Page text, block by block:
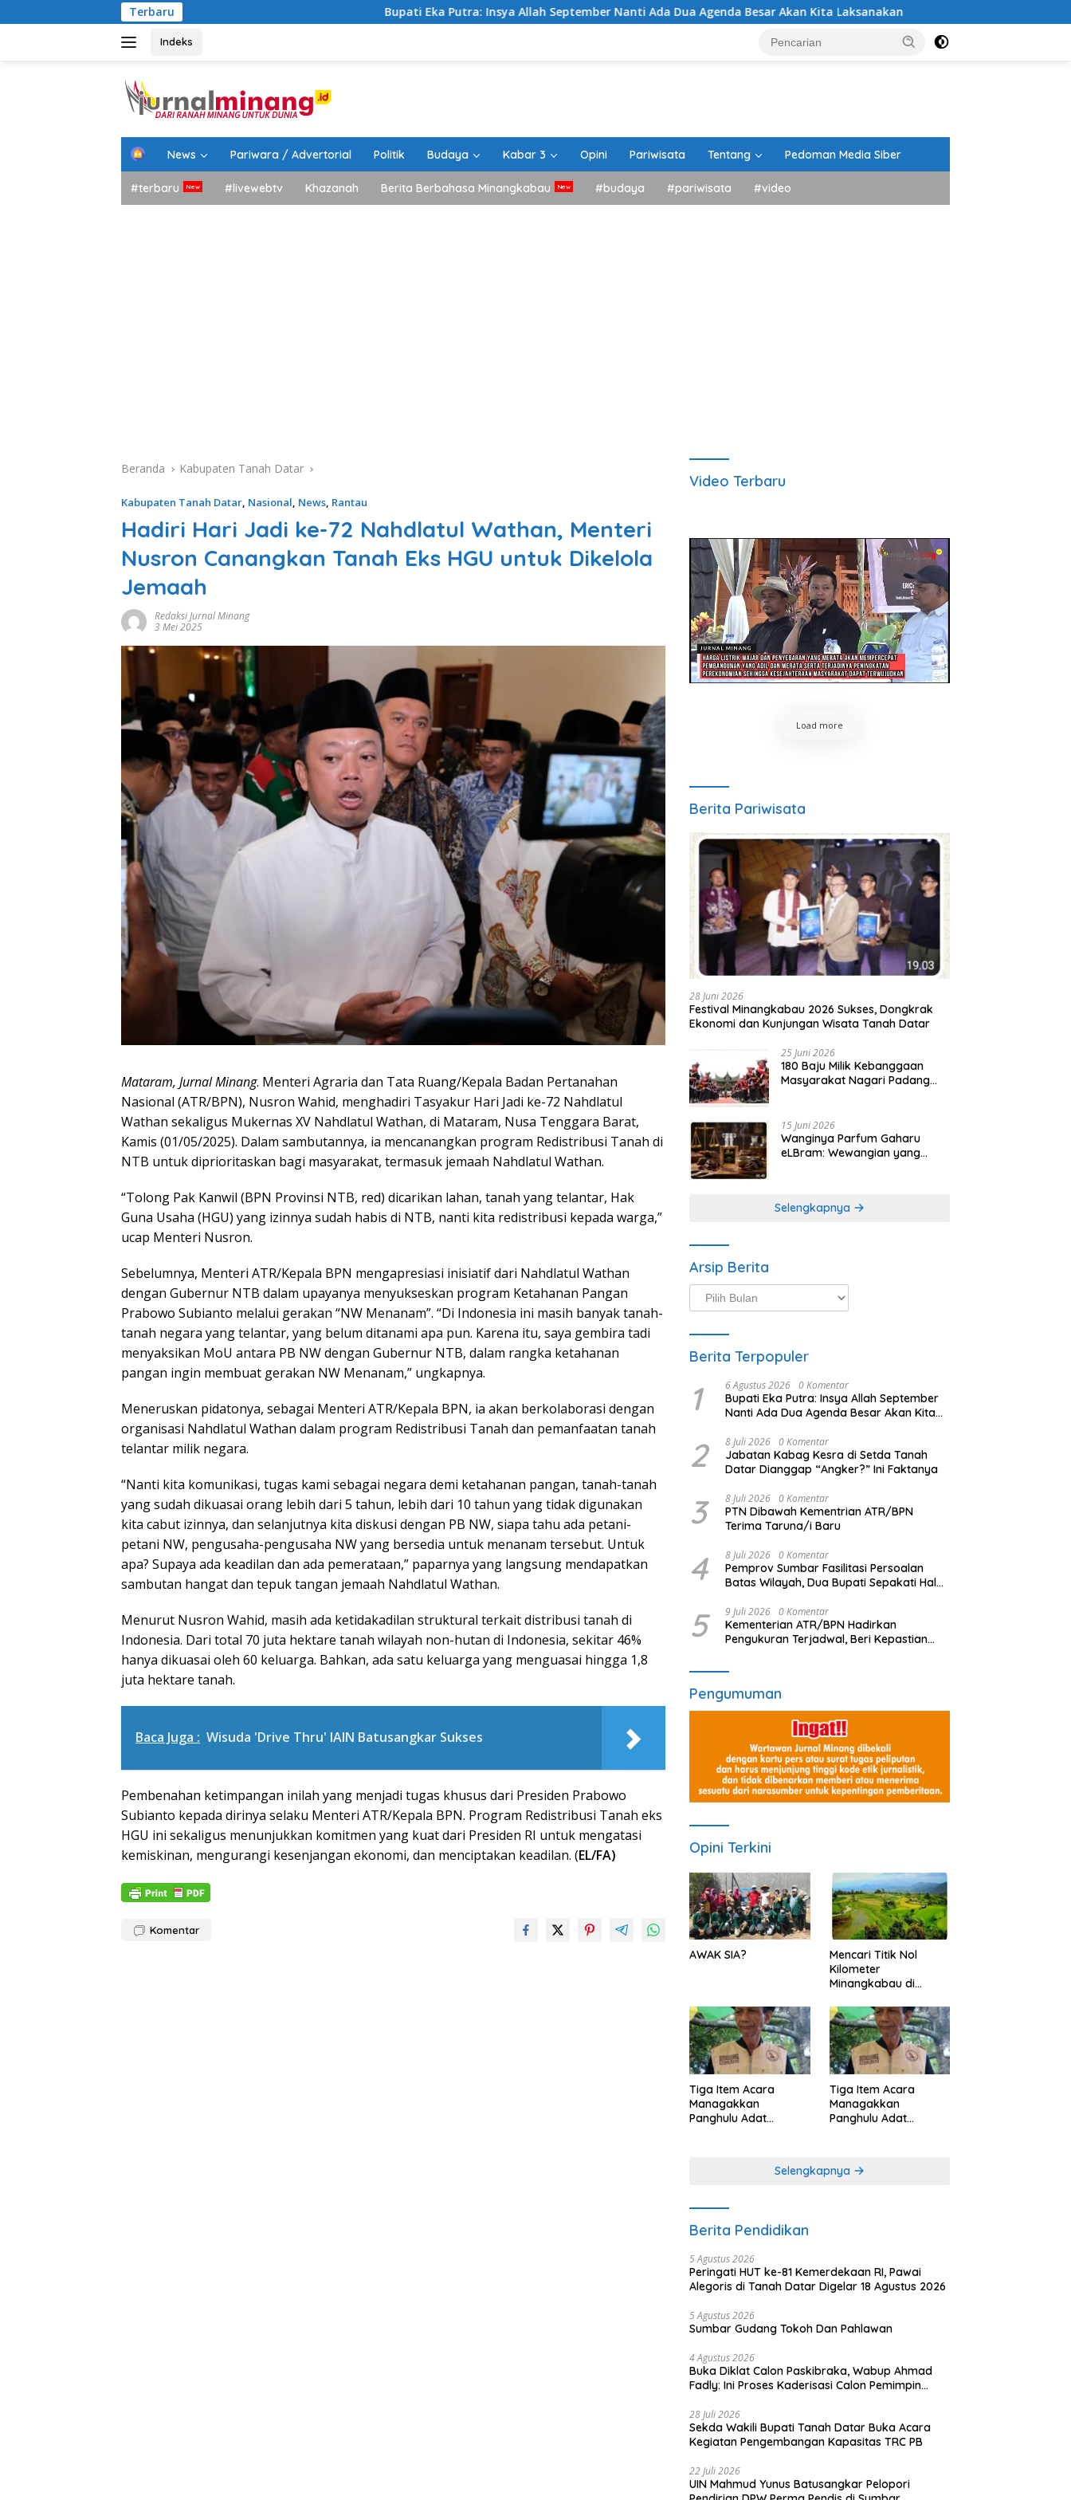
ke
Terbaru Bupati Eka Putra: Insya Allah September Nanti Ada Dua Agenda Besar Akan Kita Laksanakan DPRD Tanah Datar Gelar
Indeks
H
m
e
News Pariwara / Advertorial Politik Budaya Kabar 3 Opini Pariwisata Tentang Pedoman Media Siber
#terbaru #livewebtv Khazanah Berita Berbahasa Minangkabau #budaya #pariwisata #video
Beranda Kabupaten Tanah Datar
Kabupaten Tanah Datar, Nasional, News, Rantau
Hadiri Hari Jadi ke-72 Nahdlatul Wathan, Menteri
Nusron Canangkan Tanah Eks HGU untuk Dikelola
Jemaah
Redaksi Jurnal Minang
3 Mei 2025
Mataram, Jurnal Minang. Menteri Agraria dan Tata Ruang/Kepala Badan Pertanahan
Nasional (ATR/BPN), Nusron Wahid, menghadiri Tasyakur Hari Jadi ke-72 Nahdlatul
Wathan sekaligus Mukernas XV Nahdlatul Wathan, di Mataram, Nusa Tenggara Barat,
Kamis (01/05/2025). Dalam sambutannya, ia mencanangkan program Redistribusi Tanah di
NTB untuk diprioritaskan bagi masyarakat, termasuk jemaah Nahdlatul Wathan.
“Tolong Pak Kanwil (BPN Provinsi NTB, red) dicarikan lahan, tanah yang telantar, Hak
Guna Usaha (HGU) yang izinnya sudah habis di NTB, nanti kita redistribusi kepada warga,”
ucap Menteri Nusron.
Sebelumnya, Menteri ATR/Kepala BPN mengapresiasi inisiatif dari Nahdlatul Wathan
dengan Gubernur NTB dalam upayanya menyukseskan program Ketahanan Pangan
Prabowo Subianto melalui gerakan “NW Menanam”. “Di Indonesia ini masih banyak tanah-
tanah negara yang telantar, yang belum ditanami apa pun. Karena itu, saya gembira tadi
menyaksikan MoU antara PB NW dengan Gubernur NTB, dalam rangka ketahanan
pangan ingin membuat gerakan NW Menanam,” ungkapnya.
Meneruskan pidatonya, sebagai Menteri ATR/Kepala BPN, ia akan berkolaborasi dengan
organisasi Nahdlatul Wathan dalam program Redistribusi Tanah dan pemanfaatan tanah
telantar milik negara.
“Nanti kita komunikasi, tugas kami sebagai negara demi ketahanan pangan, tanah-tanah
yang sudah dikuasai orang lebih dari 5 tahun, lebih dari 10 tahun yang tidak digunakan
kita cabut izinnya, dan selanjutnya kita diskusi dengan PB NW, siapa tahu ada petani-
petani NW, pengusaha-pengusaha NW yang bersedia untuk menanam tersebut. Untuk
apa? Supaya ada keadilan dan ada pemerataan,” paparnya yang langsung mendapatkan
sambutan hangat dan tepuk tangan jemaah Nahdlatul Wathan.
Menurut Nusron Wahid, masih ada ketidakadilan struktural terkait distribusi tanah di
Indonesia. Dari total 70 juta hektare tanah wilayah non-hutan di Indonesia, sekitar 46%
hanya dikuasai oleh 60 keluarga. Bahkan, ada satu keluarga yang menguasai hingga 1,8
juta hektare tanah.
Baca Juga : Wisuda 'Drive Thru' IAIN Batusangkar Sukses
Pembenahan ketimpangan inilah yang menjadi tugas khusus dari Presiden Prabowo
Subianto kepada dirinya selaku Menteri ATR/Kepala BPN. Program Redistribusi Tanah eks
HGU ini sekaligus menunjukkan komitmen yang kuat dari Presiden RI untuk mengatasi
kemiskinan, mengurangi kesenjangan ekonomi, dan menciptakan keadilan. (EL/FA)
Komentar
Video Terbaru
Load more
Berita Pariwisata
28 Juni 2026
Festival Minangkabau 2026 Sukses, Dongkrak
Ekonomi dan Kunjungan Wisata Tanah Datar
25 Juni 2026
180 Baju Milik Kebanggaan
Masyarakat Nagari Padang
Minangkabau
15 Juni 2026
Wanginya Parfum Gaharu
eLBram: Wewangian yang
Selengkapnya
Arsip Berita
Arsip
Berita
Berita Terpopuler
1 6 Agustus 2026 0 Komentar
Bupati Eka Putra: Insya Allah September
Nanti Ada Dua Agenda Besar Akan Kita
2 8 Juli 2026 0 Komentar
Jabatan Kabag Kesra di Setda Tanah
Datar Dianggap “Angker?” Ini Faktanya
3 8 Juli 2026 0 Komentar
PTN Dibawah Kementrian ATR/BPN
Terima Taruna/i Baru
4 8 Juli 2026 0 Komentar
Pemprov Sumbar Fasilitasi Persoalan
Batas Wilayah, Dua Bupati Sepakati Hal
5 9 Juli 2026 0 Komentar
Kementerian ATR/BPN Hadirkan
Pengukuran Terjadwal, Beri Kepastian
Pengumuman
Opini Terkini
AWAK SIA?
Mencari Titik Nol
Kilometer
Minangkabau di
Dimanakah Lokasi
nya?
Tiga Item Acara
Managakkan
Panghulu Adat
Tiga Item Acara
Managakkan
Panghulu Adat
Selengkapnya
Berita Pendidikan
5 Agustus 2026
Peringati HUT ke-81 Kemerdekaan RI, Pawai
Alegoris di Tanah Datar Digelar 18 Agustus 2026
5 Agustus 2026
Sumbar Gudang Tokoh Dan Pahlawan
4 Agustus 2026
Buka Diklat Calon Paskibraka, Wabup Ahmad
Fadly: Ini Proses Kaderisasi Calon Pemimpin
28 Juli 2026
Sekda Wakili Bupati Tanah Datar Buka Acara
Kegiatan Pengembangan Kapasitas TRC PB
22 Juli 2026
UIN Mahmud Yunus Batusangkar Pelopori